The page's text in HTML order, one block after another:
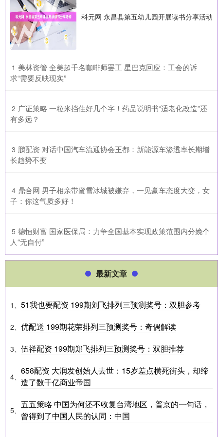
科元网 永昌县第五幼儿园开展读书分享活动
1 ​美林资管 全美超千名咖啡师罢工 星巴克回应：工会的诉
求“需要反映现实”
2 ​广证策略 一粒米挡住好几个字！药品说明书“适老化改造”还
有多远？
3 ​鹏配资 对话中国汽车流通协会王都：新能源车渗透率长期增
长趋势不变
4 ​鼎合网 男子相亲带蜜雪冰城被嫌弃，一见豪车态度大变，女
子：你这气质多好！
5 ​德恒财富 国家医保局：力争全国基本实现政策范围内分娩个
人“无自付”
最新文章
1、 51我也要配资 199期刘飞排列三预测奖号：双胆参考
2、 优配送 199期花荣排列三预测奖号：奇偶解读
3、 伍祥配资 199期郑飞排列三预测奖号：双胆推荐
4、
658配资 大润发创始人去世：15岁差点横死街头，却缔
造了数千亿商业帝国
5、
五五策略 中国为何还不收复台湾地区，普京的一句话，
曾得到了中国人民的认同：中国